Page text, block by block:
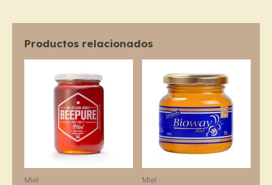
Productos relacionados
Miel
range:
$9.100
through
$12.100
product
multiple
variants.
options
may
Miel
range:
$3.700
through
$5.000
may